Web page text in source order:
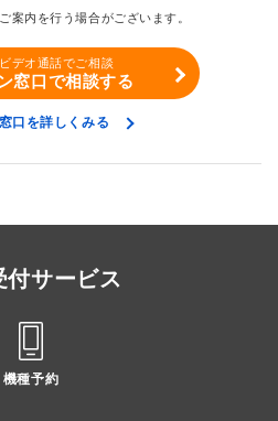
案内を行う場合がございます。
デオ通話でご相談
窓口で相談する
口を詳しくみる
付サービス
機種予約